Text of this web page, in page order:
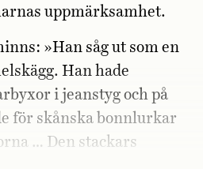
uppmärksamhet.
»Han såg ut som en
Han hade
i jeanstyg och på
för skånska bonnlurkar
… Den stackars